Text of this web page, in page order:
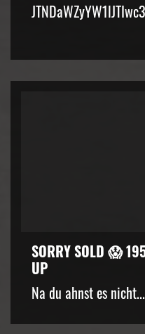
SORRY SOLD 😱
UP
Na du ahnst es